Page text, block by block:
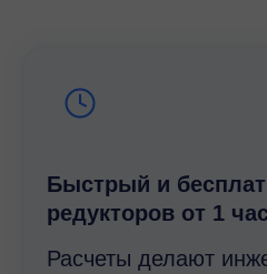
Быстрый и
редукторов от 1
Расчеты делают